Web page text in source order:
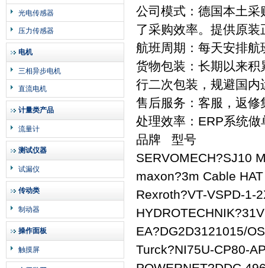
光电传感器
压力传感器
电机
三相异步电机
直流电机
计量类产品
流量计
测试仪器
试漏仪
传动类
制动器
操作面板
触摸屏
公司模式：德国本土
了采购效率。提供原
航班周期：每天安排
货物包装：长期以来
行二次包装，规避国内
售后服务：客服，返
处理效率：ERP系统
品牌 型号
SERVOMECH?SJ10
maxon?3m Cable
Rexroth?VT-VSPD-1-
EA?DG2D3121015/OS
Turck?NI75U-CP80-